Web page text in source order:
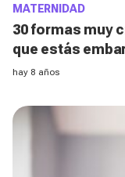
MATERNIDAD
30 formas muy
que estás
hay 8 años